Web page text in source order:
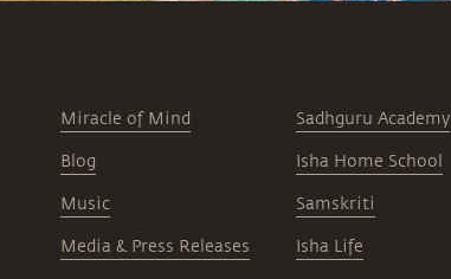
Miracle of Mind
Blog
Music
Media & Press Releases
Sadhguru Academy
Isha Home School
Samskriti
Isha Life